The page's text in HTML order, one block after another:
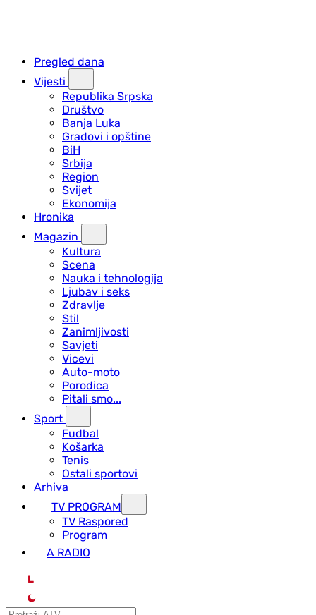
Pregled dana
Vijesti
Republika Srpska
Društvo
Banja Luka
Gradovi i opštine
BiH
Srbija
Region
Svijet
Ekonomija
Hronika
Magazin
Kultura
Scena
Nauka i tehnologija
Ljubav i seks
Zdravlje
Stil
Zanimljivosti
Savjeti
Vicevi
Auto-moto
Porodica
Pitali smo...
Sport
Fudbal
Košarka
Tenis
Ostali sportovi
Arhiva
TV PROGRAM
ТV Raspored
Program
A RADIO
L